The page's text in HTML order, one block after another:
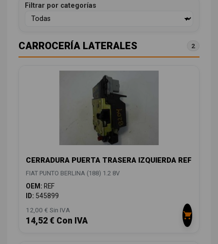
Filtrar por categorías
CARROCERÍA LATERALES 2
CERRADURA PUERTA TRASERA IZQUIERDA REF
FIAT PUNTO BERLINA (188) 1.2 8V
OEM: REF
ID: 545899
12,00 € Sin IVA
14,52 € Con IVA